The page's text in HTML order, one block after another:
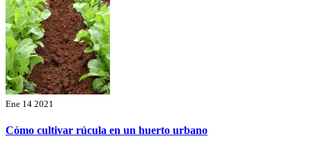
Ene 14 2021
Cómo cultivar rúcula en un huerto urbano